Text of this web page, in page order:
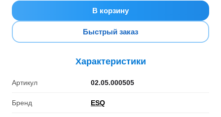
В корзину
Быстрый заказ
Характеристики
Артикул 02.05.000505
Бренд ESQ